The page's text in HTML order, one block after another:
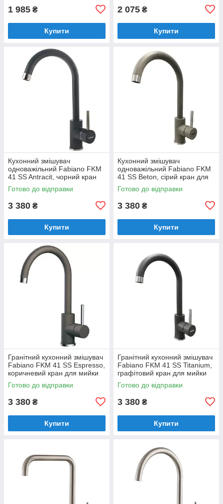
1 985 ₴
Купити
2 075 ₴
Купити
Кухонний змішувач
одноважільний Fabiano FKM
41 SS Antracit, чорний кран
для мийки на кухню
(8232.401.0218)
Готово до відправки
3 380 ₴
Купити
Кухонний змішувач
одноважільний Fabiano FKM
41 SS Beton, сірий кран для
мийки на кухню
(8232.401.0126)
Готово до відправки
3 380 ₴
Купити
Гранітний кухонний змішувач
Fabiano FKM 41 SS Espresso,
коричневий кран для мийки
на кухню (8232.401.0265)
Готово до відправки
3 380 ₴
Купити
Гранітний кухонний змішувач
Fabiano FKM 41 SS Titanium,
графітовий кран для мийки
на кухню (8232.401.0266)
Готово до відправки
3 380 ₴
Купити